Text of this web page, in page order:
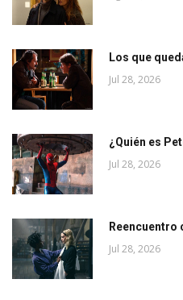
Los que
Jul 28, 2026
¿Quién es
Jul 28, 2026
Reencuentro
Jul 28, 2026